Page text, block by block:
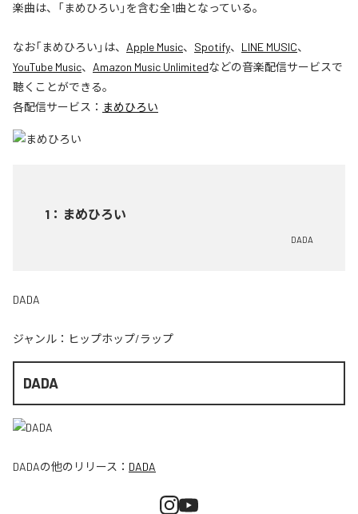
楽曲は、「まめひろい」を含む全1曲となっている。
なお「まめひろい 」は、 Apple Music、 Spotify、 LINE MUSIC、
YouTube Music、 Amazon Music Unlimitedなどの音楽配信サービスで
聴くことができる。
各配信サービス： まめひろい
1 ： まめひろい
DADA
DADA
ジャンル： ヒップホップ/ラップ
DADA
DADAの他のリリース： DADA